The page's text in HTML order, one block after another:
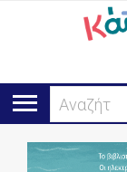
Αναζήτη